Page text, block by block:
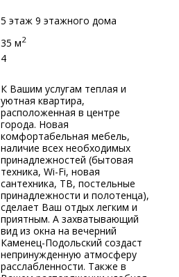
5 этаж 9 этажного дома
35 м2
4
К Вашим услугам теплая и
уютная квартира,
расположенная в центре
города. Новая
комфортабельная мебель,
наличие всех необходимых
принадлежностей (бытовая
техника, Wi-Fi, новая
сантехника, ТВ, постельные
принадлежности и полотенца),
сделает Ваш отдых легким и
приятным. А захватывающий
вид из окна на вечерний
Каменец-Подольский создаст
непринужденную атмосферу
расслабленности. Также в